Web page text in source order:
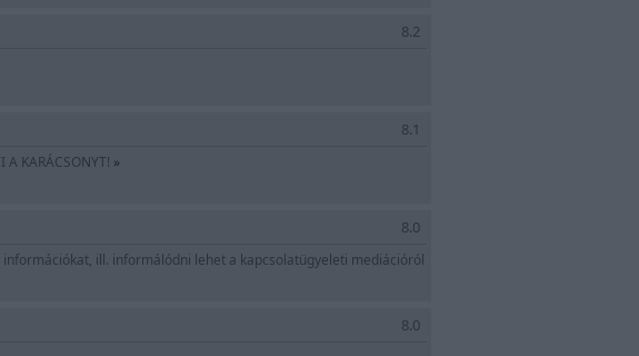
8.2
8.1
A KARÁCSONYT! »
8.0
ill. informálódni lehet a kapcsolatügyeleti mediációról
8.0